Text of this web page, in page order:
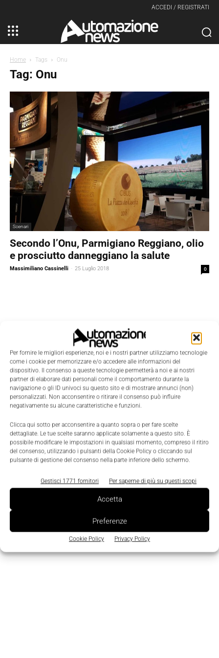
Per fornire le migliori esperienze, noi e i nostri partner utilizziamo tecnologie
come i cookie per memorizzare e/o accedere alle informazioni del
dispositivo. Il consenso a queste tecnologie permetterà a noi e ai nostri
partner di elaborare dati personali come il comportamento durante la
navigazione o gli ID univoci su questo sito e di mostrare annunci (non)
personalizzati. Non acconsentire o ritirare il consenso può influire
negativamente su alcune caratteristiche e funzioni.
Clicca qui sotto per acconsentire a quanto sopra o per fare scelte
dettagliate. Le tue scelte saranno applicate solamente a questo sito. È
possibile modificare le impostazioni in qualsiasi momento, compreso il ritiro
del consenso, utilizzando i pulsanti della Cookie Policy o cliccando sul
pulsante di gestione del consenso nella parte inferiore dello schermo.
Gestisci 1771 fornitori Per saperne di più su questi scopi
Accetta
Preferenze
Cookie Policy Privacy Policy
ACCEDI / REGISTRATI
Home Tags Onu
Tag: Onu
Scenari
Secondo l’Onu, Parmigiano Reggiano, olio
e prosciutto danneggiano la salute
Massimiliano Cassinelli - 25 Luglio 2018 0
Edicola